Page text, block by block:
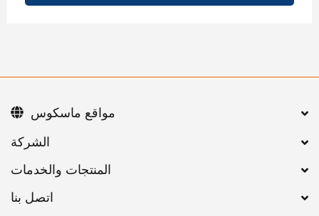
اتصل بنا
مواقع ماسكوس